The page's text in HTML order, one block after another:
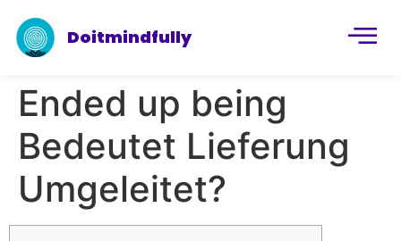
Doitmindfully
Ended up being
Bedeutet Lieferung
Umgeleitet?